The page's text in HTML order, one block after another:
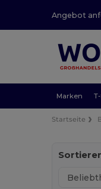
Angebot
Marken
Startseite